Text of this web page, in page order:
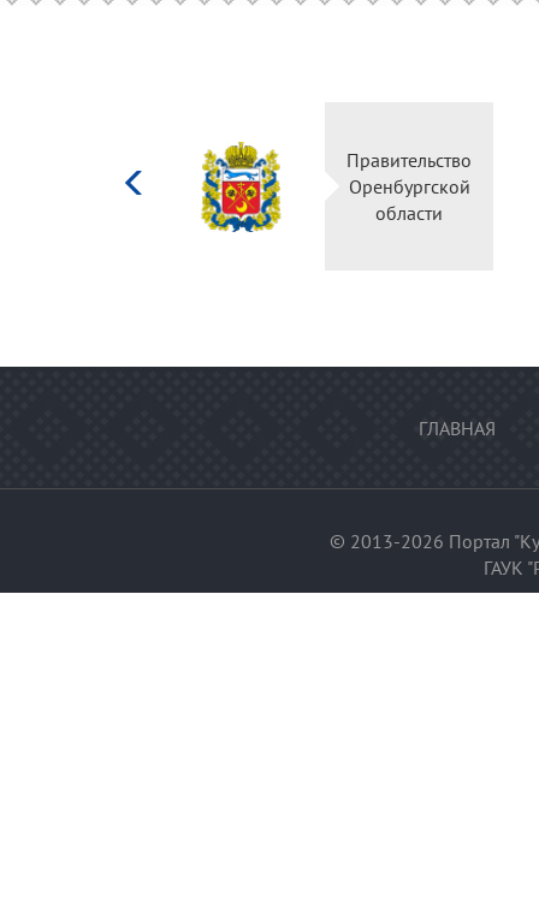
Правительство
Оренбургской
области
ГЛАВНАЯ
© 2013-2026 Портал
ГАУК